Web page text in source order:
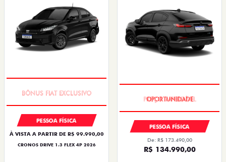
PESSOA FÍSICA
À VISTA A PARTIR DE R$ 99.990,00
CRONOS DRIVE 1.3 FLEX 4P 2026
PESSOA FÍSICA
De: R$ 173.490,00
R$ 134.990,00